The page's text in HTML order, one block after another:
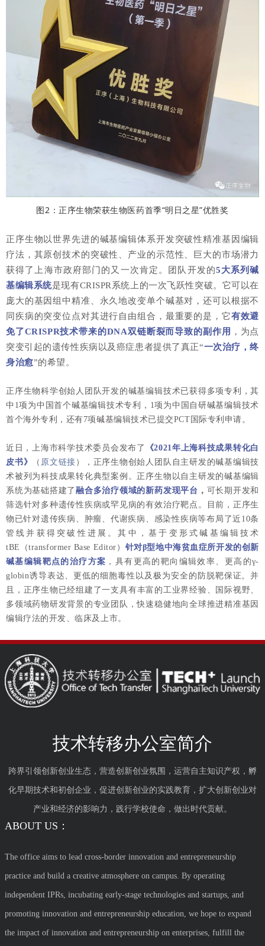
图2：正序生物荣获生物医药首季“明日之星”优胜奖
正序生物以世界先进的碱基编辑体系开发突破性精准基因编辑
疗法，其原创技术的突破性、产业的示范性、巨大的市场潜力
获得了上海市政府部门的又一次肯定。
团队开发的5大系列碱
基编辑系统是现有CRISPR系统上的一次飞跃性突破。它可以在
庞大的基因组中精准、永久地改变单个碱基对，还可以根据不
同疾病的突变位点对其进行自由组合，最重要的是，它有效避
免了CRISPR技术带来的DNA双链断裂而导致的副作用 ，为点
突变引起的遗传性疾病以及癌症患者提供了真正“一次治疗，终
身治愈”的希望。
正序生物科学创始人团队开发的碱基编辑技术已获得多项专利，其
中1项为中国首个碱基编辑技术专利，1项为中国自研碱基编辑技术
首个海外专利，还有7项碱基编辑技术已提交PCT国际专利申请。
近日，上海市科学技术委员会发布了
《2021年上海科技成果转化白
皮书》
（ 原文链接 ）
，正序生物创始人团队自主研发的碱基编辑技
术被列为科技成果转化典型案例。 正序生物以自主研发的碱基编辑
系统为基础搭建了融合多治疗领域的新药发现平台 ， 可长期开发和
筛选针对多种遗传性疾病或罕见病的有效治疗靶点 。目前，正序生
物已针对遗传疾病、肿瘤、代谢疾病、感染性疾病等布局了近10条
管线并获得突破性进展。其中，基于变形式碱基编辑技术
tBE（transformer Base Editor） 针对β型地中海贫血症所开发的创新
碱基编辑靶点的治疗方案 ，具有更高的靶向编辑效率、更高的γ-
globin诱导表达、更低的细胞毒性以及极为安全的防脱靶保证。并
且
，正序生物已经组建了一支具有丰富的工业界经验、国际视野、
多领域药物研发背景的专业团队，快速稳健地向全球推进精准基因
编辑疗法的开发、临床及上市。
技术转移办公室简介
跨界引领创新创业生态，营造创新创业氛围，运营自主知识产权，孵
化早期技术和初创企业，促进创新创业的实践教育，扩大创新创业对
产业和经济的影响力，践行学校使命，做出时代贡献。
ABOUT US：
The office aims to lead cross-border innovation and entrepreneurship
practice and build a creative atmosphere on campus. By operating
independent IPRs, incubating early-stage technologies and startups, and
promoting innovation and entrepreneurship education, we hope to expand
the impact of innovation and entrepreneurship on enterprises, fulfill the